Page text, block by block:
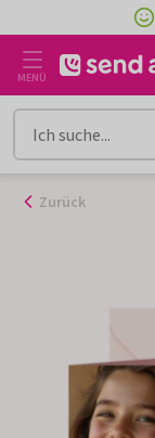
Inhalt
gehen
MENÜ
Zurück